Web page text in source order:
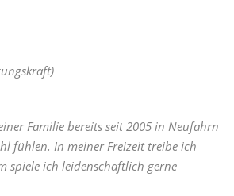
Familie bereits seit 2005 in Neufahrn
fühlen. In meiner Freizeit treibe ich
spiele ich leidenschaftlich gerne